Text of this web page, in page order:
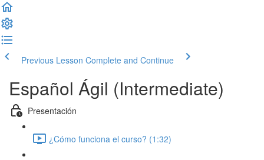
Previous Lesson Complete and Continue
Español Ágil (Intermediate)
Presentación
¿Cómo funciona el curso? (1:32)